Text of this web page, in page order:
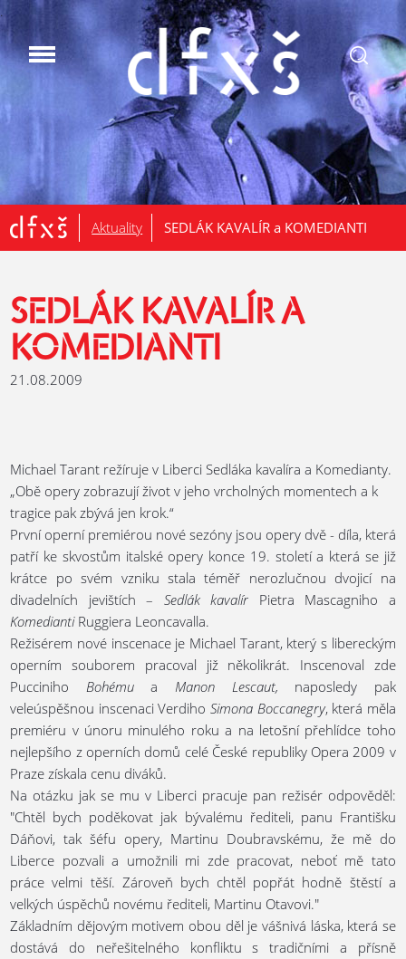
.
Aktuality SEDLÁK KAVALÍR a KOMEDIANTI
SEDLÁK KAVALÍR A
KOMEDIANTI
21.08.2009
Michael Tarant režíruje v Liberci Sedláka kavalíra a Komedianty.
„Obě opery zobrazují život v jeho vrcholných momentech a k
tragice pak zbývá jen krok.“
První operní premiérou nové sezóny jsou opery dvě - díla, která
patří ke skvostům italské opery konce 19. století a která se již
krátce po svém vzniku stala téměř nerozlučnou dvojicí na
divadelních jevištích – Sedlák kavalír Pietra Mascagniho a
KomediantiRuggiera Leoncavalla.
Režisérem nové inscenace je Michael Tarant, který s libereckým
operním souborem pracoval již několikrát. Inscenoval zde
Pucciniho Bohémua Manon Lescaut, naposledy pak
veleúspěšnou inscenaci Verdiho Simona Boccanegry, která měla
premiéru v únoru minulého roku a na letošní přehlídce toho
nejlepšího z operních domů celé České republiky Opera 2009 v
Praze získala cenu diváků.
Na otázku jak se mu v Liberci pracuje pan režisér odpověděl:
"Chtěl bych poděkovat jak bývalému řediteli, panu Františku
Dáňovi, tak šéfu opery, Martinu Doubravskému, že mě do
Liberce pozvali a umožnili mi zde pracovat, neboť mě tato
práce velmi těší. Zároveň bych chtěl popřát hodně štěstí a
velkých úspěchů novému řediteli, Martinu Otavovi."
Základním dějovým motivem obou děl je vášnivá láska, která se
dostává do neřešitelného konfliktu s tradičními a přísně